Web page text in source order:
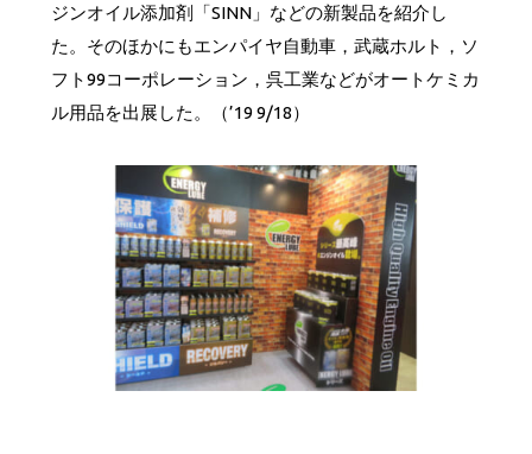
ジンオイル添加剤「SINN」などの新製品を紹介し
た。そのほかにもエンパイヤ自動車，武蔵ホルト，ソ
フト99コーポレーション，呉工業などがオートケミカ
ル用品を出展した。（’19 9/18）